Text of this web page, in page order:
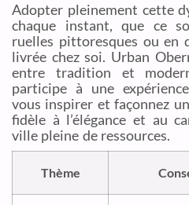
Adopter pleinement cette
chaque instant, que ce
ruelles pittoresques ou en
livrée chez soi. Urban
entre tradition et
participe à une
vous inspirer et façonnez
fidèle à l’élégance et au
ville pleine de ressources.
Thème